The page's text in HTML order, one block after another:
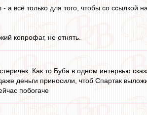
а всё только для того, чтобы со ссылкой
копрофаг, не отнять.
Как то Буба в одном интервью
деньги приносили, чтоб Спартак
побогаче